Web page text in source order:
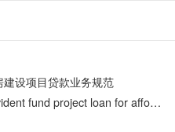
设项目贷款业务规范
loan for affordable housing construction